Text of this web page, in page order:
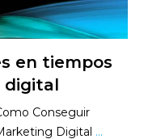
en tiempos
Conseguir
Digital ...